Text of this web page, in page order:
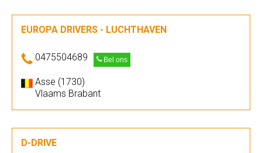
EUROPA DRIVERS - LUCHTHAVEN
0475504689 Bel ons
Asse (1730)
Vlaams Brabant
D-DRIVE